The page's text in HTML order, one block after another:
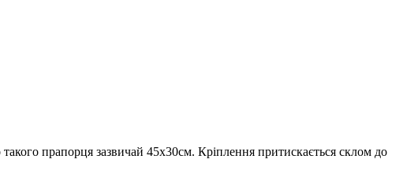
прапорця зазвичай 45х30см. Кріплення притискається склом до